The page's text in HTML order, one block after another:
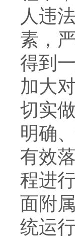
人违
素，
得到
加大
切实
明确
有效
程进
面附
统运